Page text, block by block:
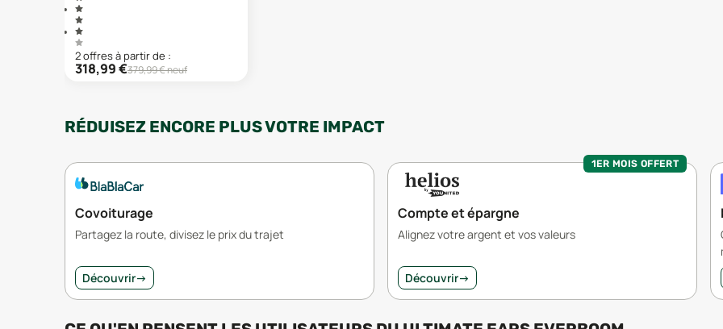
2offresà partir de :
318,99€379,99€ neuf
RÉDUISEZ ENCORE PLUS VOTRE IMPACT
Covoiturage
Partagez la route, divisez le prix du trajet
Découvrir→
1ER MOIS OFFERT
Compte et épargne
Alignez votre argent et vos valeurs
Découvrir→